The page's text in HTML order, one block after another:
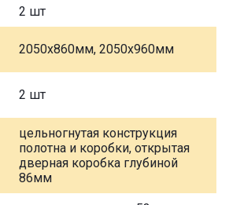
2 шт
2050х860мм, 2050х960мм
2 шт
цельногнутая конструкция
полотна и коробки, открытая
дверная коробка глубиной
86мм